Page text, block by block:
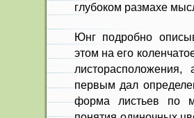
глубоком размахе
Юнг подробно
этом на его
первым дал
форма листьев по